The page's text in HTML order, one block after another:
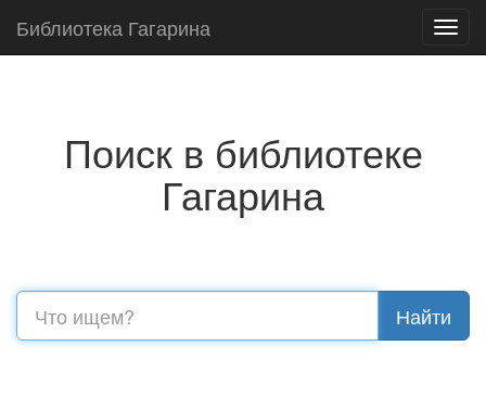
Библиотека Гагарина
Поиск в библиотеке
Гагарина
Найти